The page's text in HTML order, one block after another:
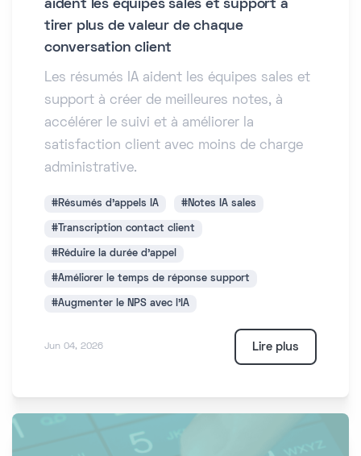
aident les équipes sales et support à
tirer plus de valeur de chaque
conversation client
Les résumés IA aident les équipes sales et
support à créer de meilleures notes, à
accélérer le suivi et à améliorer la
satisfaction client avec moins de charge
administrative.
#Résumés d'appels IA #Notes IA sales
#Transcription contact client
#Réduire la durée d'appel
#Améliorer le temps de réponse support
#Augmenter le NPS avec l'IA
Jun 04, 2026 Lire plus